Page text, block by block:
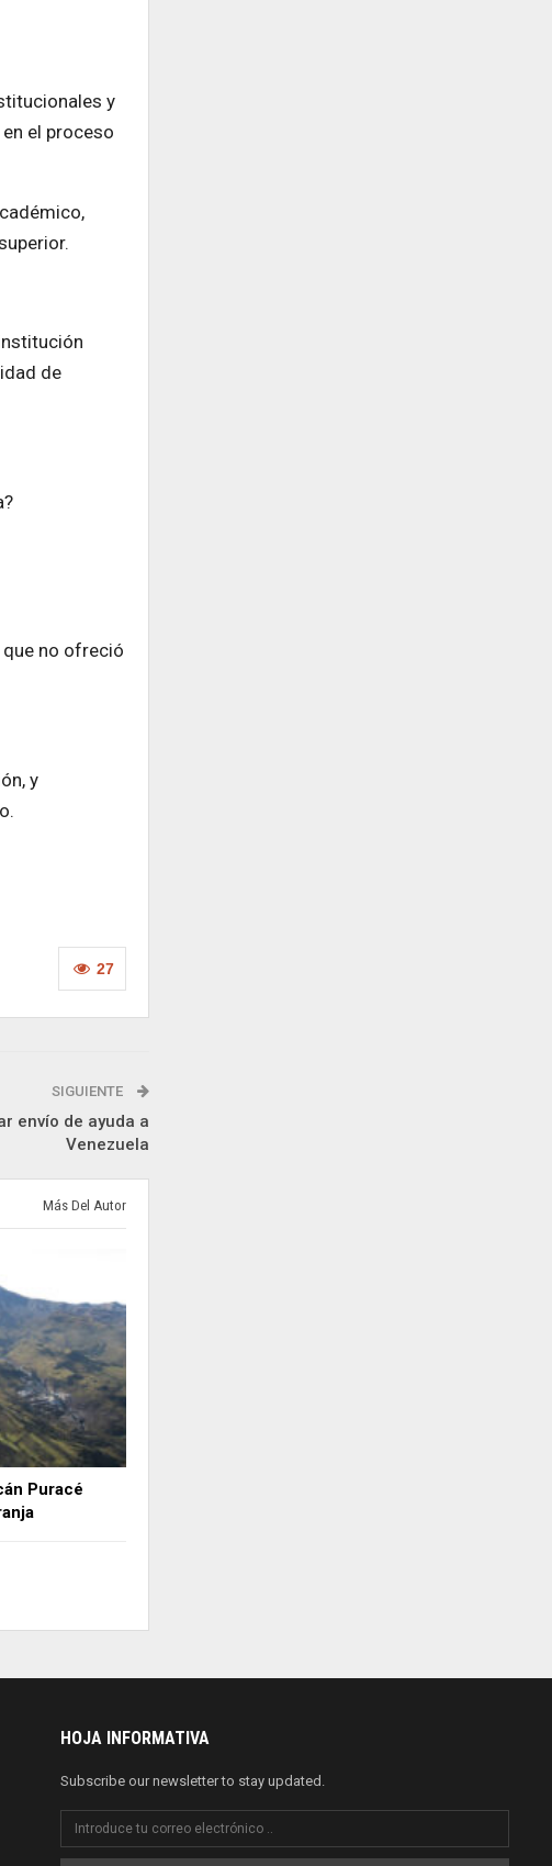
y
el proceso
de
no ofreció
y
27
SIGUIENTE
envío de ayuda a
Venezuela
Más Del Autor
Puracé
HOJA INFORMATIVA
Subscribe our newsletter to stay updated.